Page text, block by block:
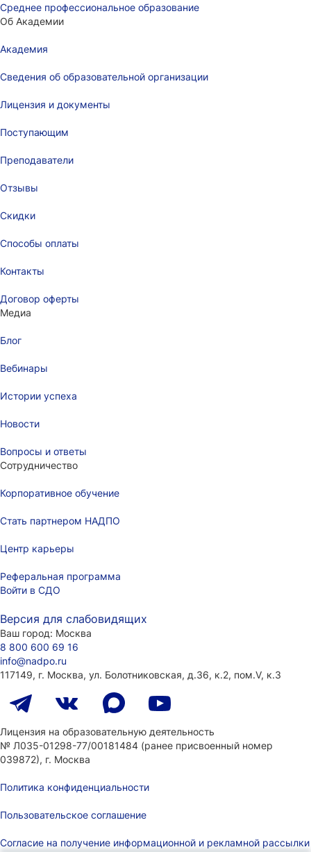
Среднее профессиональное образование
Об Академии
Академия
Сведения об образовательной организации
Лицензия и документы
Поступающим
Преподаватели
Отзывы
Скидки
Способы оплаты
Контакты
Договор оферты
Медиа
Блог
Вебинары
Истории успеха
Новости
Вопросы и ответы
Сотрудничество
Корпоративное обучение
Стать партнером НАДПО
Центр карьеры
Реферальная программа
Войти в СДО
Версия для слабовидящих
Ваш город: Москва
8 800 600 69 16
info@nadpo.ru
117149, г. Москва, ул. Болотниковская, д.36, к.2, пом.V, к.3
Лицензия на образовательную деятельность
№ Л035-01298-77/00181484 (ранее присвоенный номер
039872), г. Москва
Политика конфиденциальности
Пользовательское соглашение
Согласие на получение информационной и рекламной рассылки